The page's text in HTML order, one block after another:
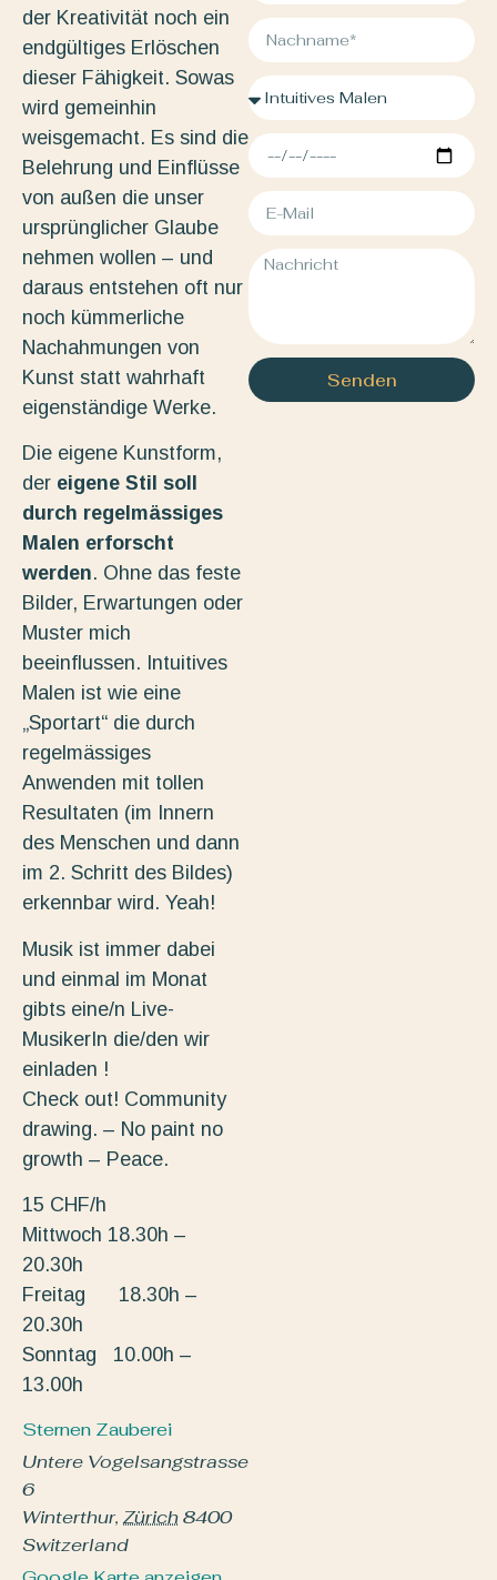
der Kreativität noch ein
endgültiges Erlöschen
dieser Fähigkeit. Sowas
wird gemeinhin
weisgemacht. Es sind die
Belehrung und Einflüsse
von außen die unser
ursprünglicher Glaube
nehmen wollen – und
daraus entstehen oft nur
noch kümmerliche
Nachahmungen von
Kunst statt wahrhaft
eigenständige Werke.
Die eigene Kunstform,
der eigene Stil soll
durch regelmässiges
Malen erforscht
werden. Ohne das feste
Bilder, Erwartungen oder
Muster mich
beeinflussen. Intuitives
Malen ist wie eine
„Sportart“ die durch
regelmässiges
Anwenden mit tollen
Resultaten (im Innern
des Menschen und dann
im 2. Schritt des Bildes)
erkennbar wird. Yeah!
Musik ist immer dabei
und einmal im Monat
gibts eine/n Live-
MusikerIn die/den wir
einladen !
Check out! Community
drawing. – No paint no
growth – Peace.
15 CHF/h
Mittwoch 18.30h –
20.30h
Freitag 18.30h –
20.30h
Sonntag 10.00h –
13.00h
Sternen Zauberei
Untere Vogelsangstrasse
6
Winterthur, Zürich8400
Switzerland
Senden